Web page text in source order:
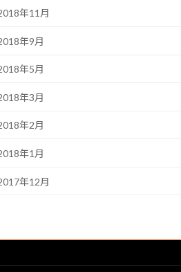
年11月
年9月
年5月
年3月
年2月
年1月
年12月